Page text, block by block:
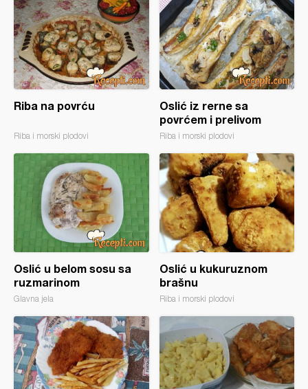
Riba na povrću
Riba i morski plodovi
Oslić iz rerne sa
povrćem i prelivom
Riba i morski plodovi
Oslić u belom sosu sa
ruzmarinom
Glavna jela
Oslić u kukuruznom
brašnu
Riba i morski plodovi